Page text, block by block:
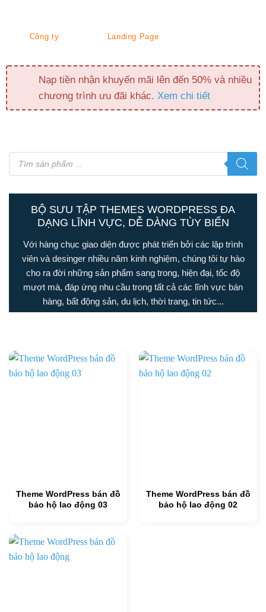
Công ty Landing Page
Nạp tiền nhận khuyến mãi lên đến 50% và nhiều
chương trình ưu đãi khác. Xem chi tiết
Tìm
kiếm
sản
BỘ SƯU TẬP THEMES WORDPRESS ĐA
DẠNG LĨNH VỰC, DỄ DÀNG TÙY BIẾN
Với hàng chục giao diện được phát triển bởi các lập trình
viên và desinger nhiều năm kinh nghiệm, chúng tôi tự hào
cho ra đời những sản phẩm sang trong, hiện đại, tốc độ
mượt mà, đáp ứng nhu cầu trong tất cả các lĩnh vực bán
hàng, bất động sản, du lịch, thời trang, tin tức...
Theme WordPress bán đồ
bảo hộ lao động 03
Theme WordPress bán đồ
bảo hộ lao động 02